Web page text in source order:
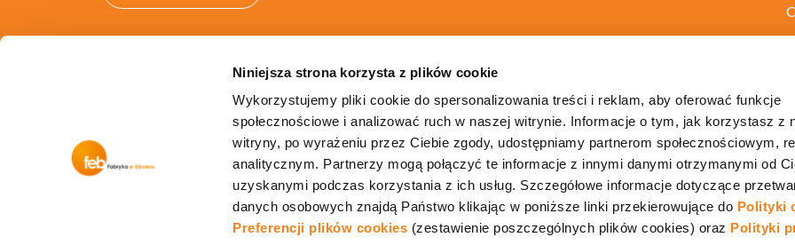
Niniejsza strona korzysta z plików cookie
Wykorzystujemy pliki cookie do spersonalizowania treści i reklam, aby oferować funkcje
społecznościowe i analizować ruch w naszej witrynie. Informacje o tym, jak korzystasz z
witryny, po wyrażeniu przez Ciebie zgody, udostępniamy partnerom społecznościowym,
analitycznym. Partnerzy mogą połączyć te informacje z innymi danymi otrzymanymi od
uzyskanymi podczas korzystania z ich usług. Szczegółowe informacje dotyczące
danych osobowych znajdą Państwo klikając w poniższe linki przekierowujące do Polityki
Preferencji plików cookies (zestawienie poszczególnych plików cookies) oraz Polityki
BIURO@FEB.NET.PL